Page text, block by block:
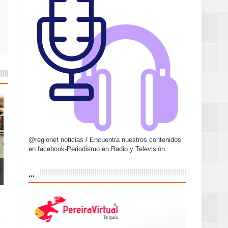
@regionet noticias / Encuentra nuestros contenidos
en facebook-Periodismo en Radio y Televisión
...